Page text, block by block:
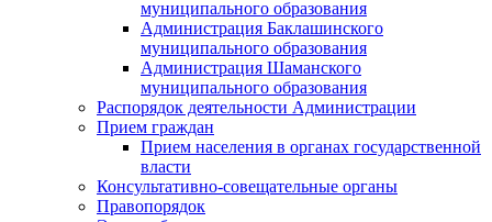
муниципального образования
Администрация Баклашинского
муниципального образования
Администрация Шаманского
муниципального образования
Распорядок деятельности Администрации
Прием граждан
Прием населения в органах государственной
власти
Консультативно-совещательные органы
Правопорядок